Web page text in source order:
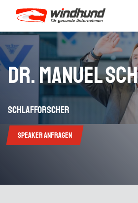
Dr. Manuel
Schlafforscher
Speaker anfragen